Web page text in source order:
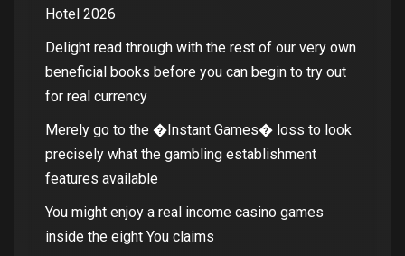
Hotel 2026
Delight read through with the rest of our very own
beneficial books before you can begin to try out
for real currency
Merely go to the �Instant Games� loss to look
precisely what the gambling establishment
features available
You might enjoy a real income casino games
inside the eight You claims